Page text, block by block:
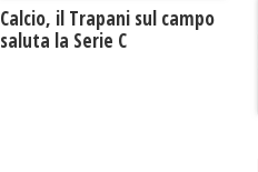
Calcio, il Trapani sul campo
saluta la Serie C